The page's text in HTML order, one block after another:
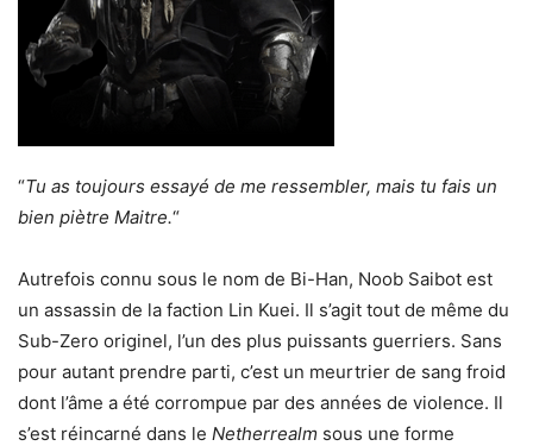
“Tu as toujours essayé de me ressembler, mais tu fais un
bien piètre Maitre.“
Autrefois connu sous le nom de Bi-Han, Noob Saibot est
un assassin de la faction Lin Kuei. Il s’agit tout de même du
Sub-Zero originel, l’un des plus puissants guerriers. Sans
pour autant prendre parti, c’est un meurtrier de sang froid
dont l’âme a été corrompue par des années de violence. Il
s’est réincarné dans le Netherrealm sous une forme